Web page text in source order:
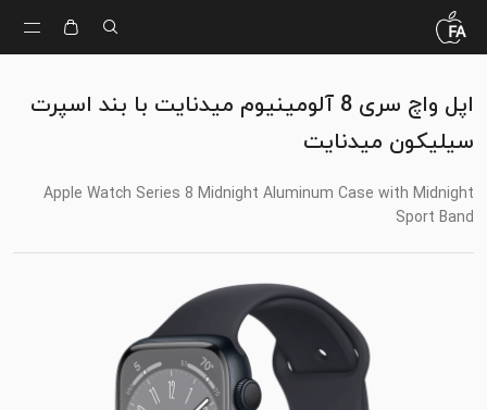
اپل واچ سری 8 آلومینیوم میدنایت با بند اسپرت
سیلیکون میدنایت
Apple Watch Series 8 Midnight Aluminum Case with Midnight
Sport Band